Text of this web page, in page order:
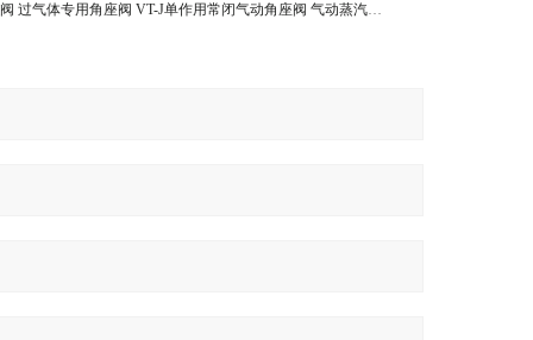
过气体专用角座阀
VT-J单作用常闭气动角座阀 气动蒸汽角座阀